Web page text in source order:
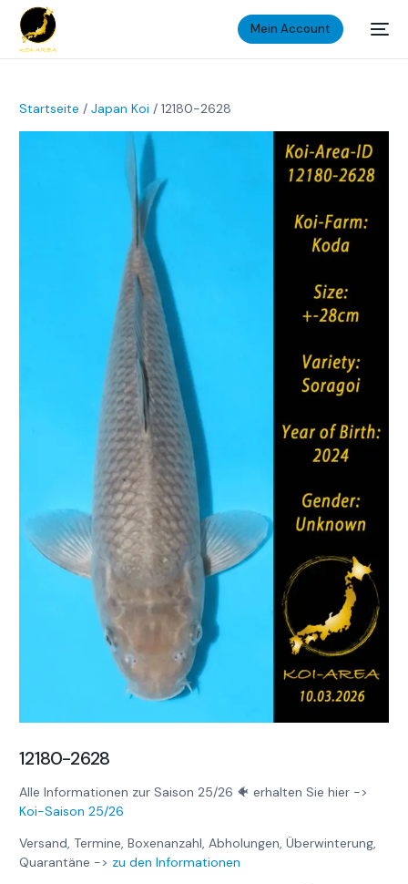
Mein Account
Startseite /Japan Koi / 12180-2628
12180-2628
Alle Informationen zur Saison 25/26 🐠 erhalten Sie hier ->
Koi-Saison 25/26
Versand, Termine, Boxenanzahl, Abholungen, Überwinterung,
Quarantäne -> zu den Informationen